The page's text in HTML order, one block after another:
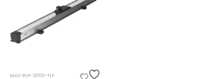
MLO-POT-2000-TLF